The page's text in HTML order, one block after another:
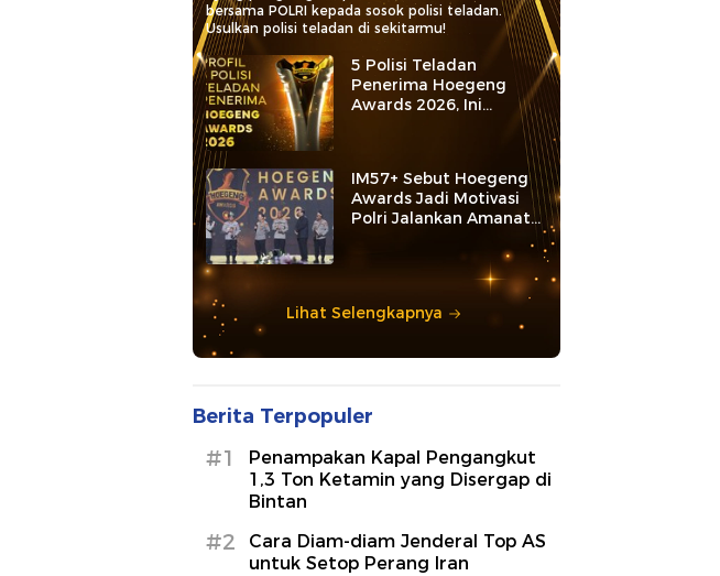
bersama POLRI kepada sosok polisi teladan.
Usulkan polisi teladan di sekitarmu!
5 Polisi Teladan
Penerima Hoegeng
Awards 2026, Ini
Kategori dan Kiprahnya
IM57+ Sebut Hoegeng
Awards Jadi Motivasi
Polri Jalankan Amanat
Lihat Selengkapnya
Berita Terpopuler
#1
Penampakan Kapal Pengangkut
1,3 Ton Ketamin yang Disergap di
Bintan
#2
Cara Diam-diam Jenderal Top AS
untuk Setop Perang Iran